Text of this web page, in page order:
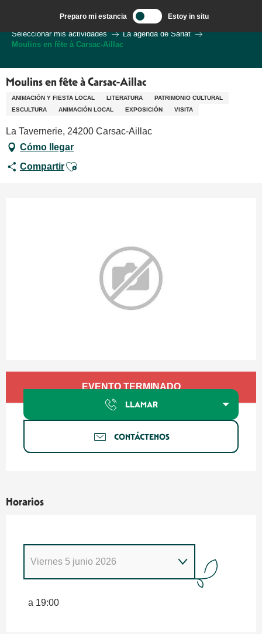
contenu
principal
Preparo mi estancia Estoy in situ
Bienvenido a Sarlat en el corazón de la región de Dordoña.
Seleccionar mis actividades
La agenda de Sarlat
Moulins en fête à Carsac-Aillac
Moulins en fête à Carsac-Aillac
ANIMACIÓN Y FIESTA LOCAL LITERATURA
PATRIMONIO CULTURAL
ESCULTURA
ANIMACIÓN LOCAL EXPOSICIÓN VISITA
La Tavernerie, 24200 Carsac-Aillac
Cómo llegar
CompartirAjouter aux favoris
Horarios y datos de contacto
EVENTO TERMINADO
LLAMAR
CONTÁCTENOS
Horarios
Viernes 5 junio 2026
a 19:00